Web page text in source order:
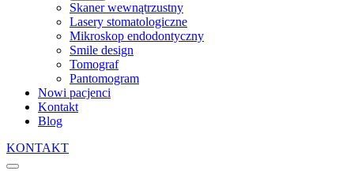
Skaner wewnątrzustny
Lasery stomatologiczne
Mikroskop endodontyczny
Smile design
Tomograf
Pantomogram
Nowi pacjenci
Kontakt
Blog
KONTAKT